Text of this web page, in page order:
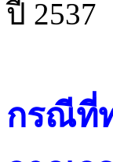
ปี 2537
กรณีที่